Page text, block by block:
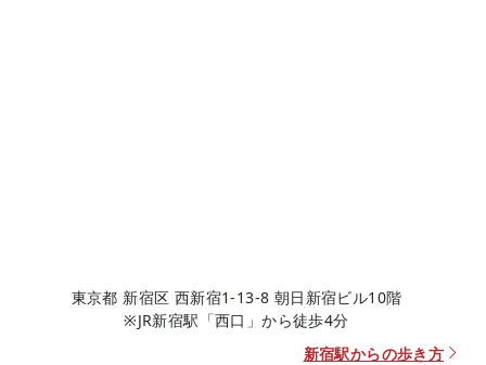
東京都 新宿区 西新宿1-13-8 朝日新宿ビル10階
※JR新宿駅「西口」から徒歩4分
新宿駅からの歩き方